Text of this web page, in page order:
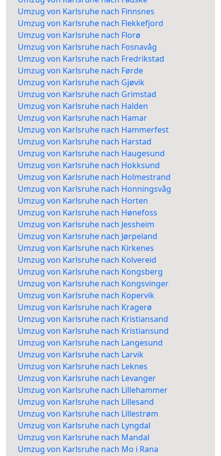
Umzug von Karlsruhe nach Finnsnes
Umzug von Karlsruhe nach Flekkefjord
Umzug von Karlsruhe nach Florø
Umzug von Karlsruhe nach Fosnavåg
Umzug von Karlsruhe nach Fredrikstad
Umzug von Karlsruhe nach Førde
Umzug von Karlsruhe nach Gjøvik
Umzug von Karlsruhe nach Grimstad
Umzug von Karlsruhe nach Halden
Umzug von Karlsruhe nach Hamar
Umzug von Karlsruhe nach Hammerfest
Umzug von Karlsruhe nach Harstad
Umzug von Karlsruhe nach Haugesund
Umzug von Karlsruhe nach Hokksund
Umzug von Karlsruhe nach Holmestrand
Umzug von Karlsruhe nach Honningsvåg
Umzug von Karlsruhe nach Horten
Umzug von Karlsruhe nach Hønefoss
Umzug von Karlsruhe nach Jessheim
Umzug von Karlsruhe nach Jørpeland
Umzug von Karlsruhe nach Kirkenes
Umzug von Karlsruhe nach Kolvereid
Umzug von Karlsruhe nach Kongsberg
Umzug von Karlsruhe nach Kongsvinger
Umzug von Karlsruhe nach Kopervik
Umzug von Karlsruhe nach Kragerø
Umzug von Karlsruhe nach Kristiansand
Umzug von Karlsruhe nach Kristiansund
Umzug von Karlsruhe nach Langesund
Umzug von Karlsruhe nach Larvik
Umzug von Karlsruhe nach Leknes
Umzug von Karlsruhe nach Levanger
Umzug von Karlsruhe nach Lillehammer
Umzug von Karlsruhe nach Lillesand
Umzug von Karlsruhe nach Lillestrøm
Umzug von Karlsruhe nach Lyngdal
Umzug von Karlsruhe nach Mandal
Umzug von Karlsruhe nach Mo i Rana